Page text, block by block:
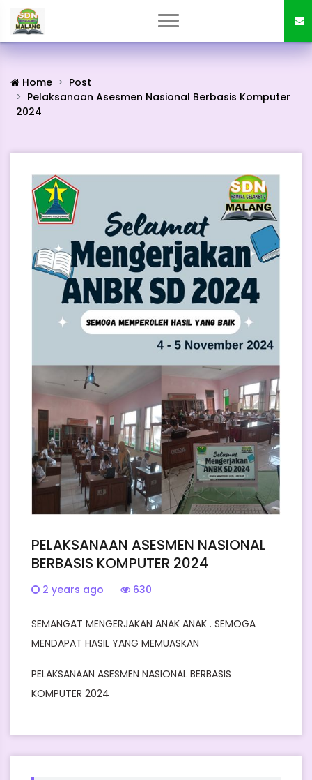
Home
Post
Pelaksanaan Asesmen Nasional Berbasis Komputer
2024
PELAKSANAAN ASESMEN NASIONAL
BERBASIS KOMPUTER 2024
2 years ago 630
SEMANGAT MENGERJAKAN ANAK ANAK . SEMOGA
MENDAPAT HASIL YANG MEMUASKAN
PELAKSANAAN ASESMEN NASIONAL BERBASIS
KOMPUTER 2024